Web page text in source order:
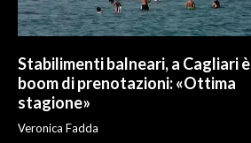
Stabilimenti balneari, a Cagliari è
boom di prenotazioni: «Ottima
stagione»
Veronica Fadda